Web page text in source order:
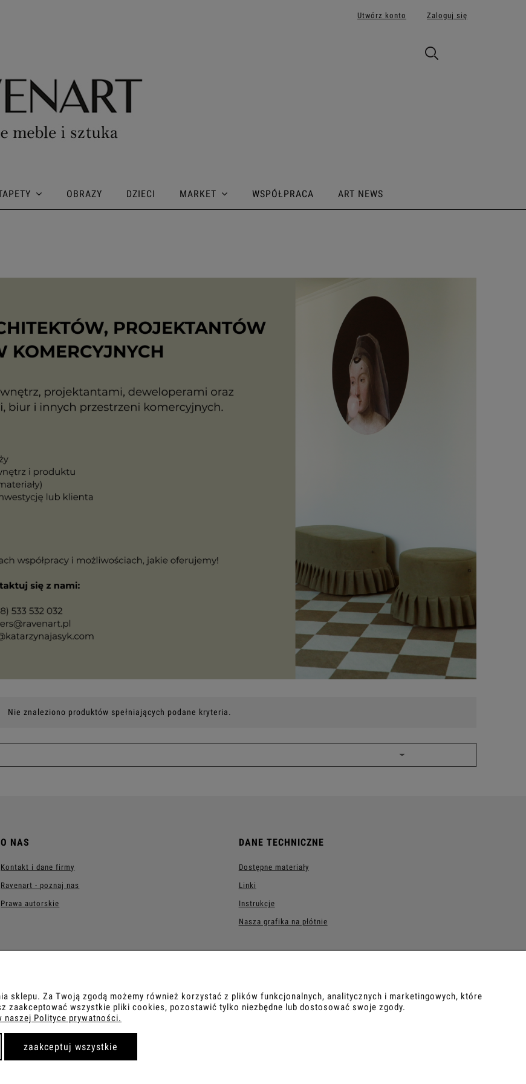
Utwórz konto Zaloguj się
OBRAZY DZIECI MARKET WSPÓŁPRACA ART NEWS
Nie znaleziono produktów spełniających podane kryteria.
O NAS
Kontakt i dane firmy
Ravenart - poznaj nas
Prawa autorskie
DANE TECHNICZNE
Dostępne materiały
Linki
Instrukcje
Nasza grafika na płótnie
Sklep internetowy Shoper.pl
sklepu. Za Twoją zgodą możemy również korzystać z plików funkcjonalnych, analitycznych i marketingowych, które
zaakceptować wszystkie pliki cookies, pozostawić tylko niezbędne lub dostosować swoje zgody.
Polityce prywatności.
zaakceptuj wszystkie